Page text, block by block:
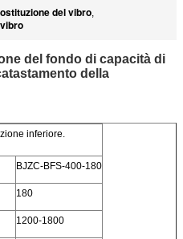
del vibro,
del fondo di capacità di
della
inferiore.
BJZC-BFS-400-180
180
1200-1800